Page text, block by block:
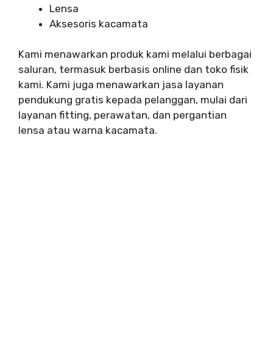
Lensa
Aksesoris kacamata
Kami menawarkan produk kami melalui berbagai
saluran, termasuk berbasis online dan toko fisik
kami. Kami juga menawarkan jasa layanan
pendukung gratis kepada pelanggan, mulai dari
layanan fitting, perawatan, dan pergantian
lensa atau warna kacamata.